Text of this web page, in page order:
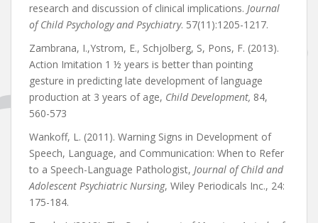
research and discussion of clinical implications. Journal
of Child Psychology and Psychiatry. 57(11):1205-1217.
Zambrana, I.,Ystrom, E., Schjolberg, S, Pons, F. (2013).
Action Imitation 1 ½ years is better than pointing
gesture in predicting late development of language
production at 3 years of age, Child Development, 84,
560-573
Wankoff, L. (2011). Warning Signs in Development of
Speech, Language, and Communication: When to Refer
to a Speech-Language Pathologist, Journal of Child and
Adolescent Psychiatric Nursing, Wiley Periodicals Inc., 24:
175-184.